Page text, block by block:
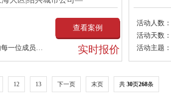
分发挥自我才能，足智多谋
查看案例
实时报价
活动人数：
活动天数：
活动主题：
12 13 下一页 末页 共 30页268条